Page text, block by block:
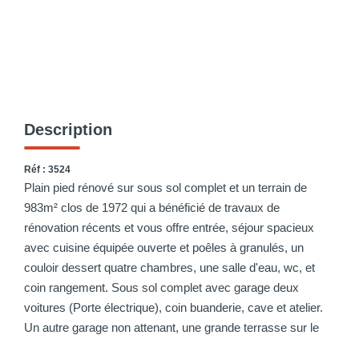
Description
Réf : 3524
Plain pied rénové sur sous sol complet et un terrain de
983m² clos de 1972 qui a bénéficié de travaux de
rénovation récents et vous offre entrée, séjour spacieux
avec cuisine équipée ouverte et poêles à granulés, un
couloir dessert quatre chambres, une salle d'eau, wc, et
coin rangement. Sous sol complet avec garage deux
voitures (Porte électrique), coin buanderie, cave et atelier.
Un autre garage non attenant, une grande terrasse sur le